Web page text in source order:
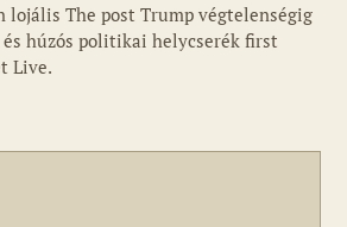
lojális The post Trump végtelenségig
húzós politikai helycserék first
Live.